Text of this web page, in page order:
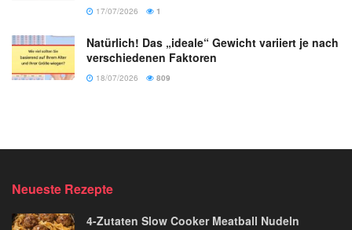
17/07/2026 1
Natürlich! Das „ideale“ Gewicht variiert je nach
verschiedenen Faktoren
18/07/2026 809
Neueste Rezepte
4-Zutaten Slow Cooker Meatball Nudeln